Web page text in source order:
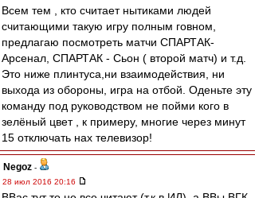
Всем тем , кто считает нытиками людей
считающими такую игру полным говном,
предлагаю посмотреть матчи СПАРТАК-
Арсенал, СПАРТАК - Сьон ( второй матч) и т.д.
Это ниже плинтуса,ни взаимодействия, ни
выхода из обороны, игра на отбой. Оденьте эту
команду под руководством не пойми кого в
зелёный цвет , к примеру, многие через минут
15 отключать нах телевизор!
Negoz -
28 июл 2016 20:16